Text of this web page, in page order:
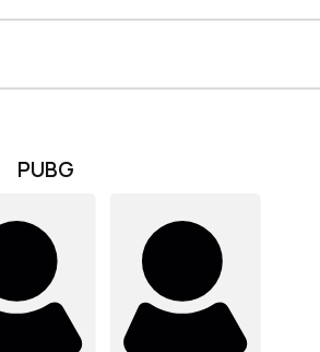
PUBG